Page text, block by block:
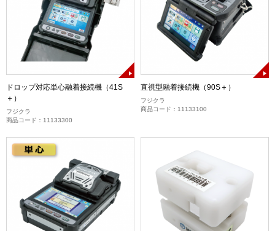
ドロップ対応単心融着接続機（41S
＋）
フジクラ
商品コード：11133300
直視型融着接続機（90S＋）
フジクラ
商品コード：11133100